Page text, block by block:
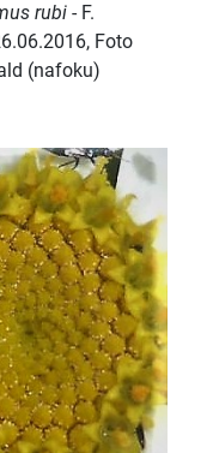
rubi - F.
Foto
(nafoku)